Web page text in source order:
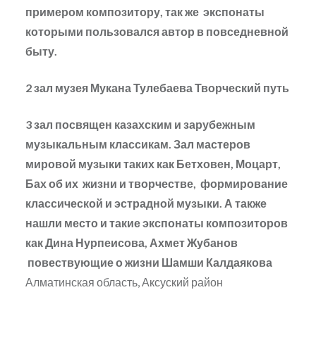
примером композитору, так же экспонаты
которыми пользовался автор в повседневной
быту.
2 зал музея Мукана Тулебаева Творческий путь
3 зал посвящен казахским и зарубежным
музыкальным классикам. Зал мастеров
мировой музыки таких как Бетховен, Моцарт,
Бах об их жизни и творчестве, формирование
классической и эстрадной музыки. А также
нашли место и такие экспонаты композиторов
как Дина Нурпеисова, Ахмет Жубанов
повествующие о жизни Шамши Калдаякова
Алматинская область, Аксуский район